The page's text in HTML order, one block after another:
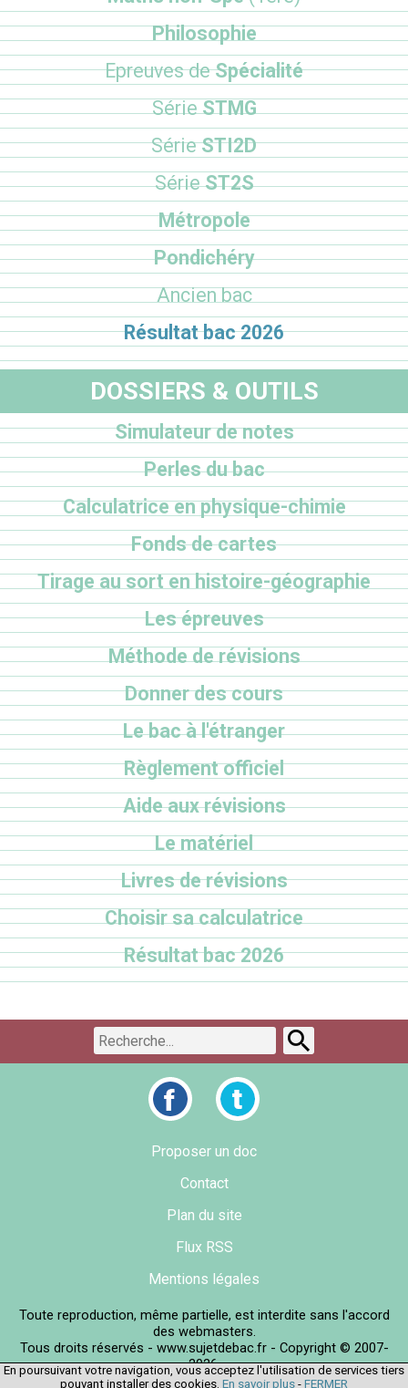
Philosophie
Epreuves deSpécialité
SérieSTMG
SérieSTI2D
SérieST2S
Métropole
Pondichéry
Ancien bac
Résultat bac 2026
DOSSIERS & OUTILS
Simulateur de notes
Perles du bac
Calculatrice en physique-chimie
Fonds de cartes
Tirage au sort en histoire-géographie
Les épreuves
Méthode de révisions
Donner des cours
Le bac à l'étranger
Règlement officiel
Aide aux révisions
Le matériel
Livres de révisions
Choisir sa calculatrice
Résultat bac 2026
Proposer un doc
Contact
Plan du site
Flux RSS
Mentions légales
Toute reproduction, même partielle, est interdite sans l'accord
des webmasters.
Tous droits réservés - www.sujetdebac.fr - Copyright © 2007-
2026.
En poursuivant votre navigation, vous acceptez l'utilisation de services tiers
pouvant installer des cookies. En savoir plus - FERMER